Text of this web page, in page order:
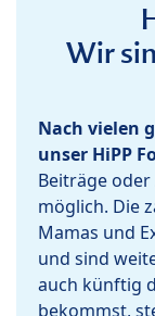
Wir
Nach vielen
unser HiPP
Beiträge
möglich. Die
Mamas und
und sind
auch künftig
bekommst,